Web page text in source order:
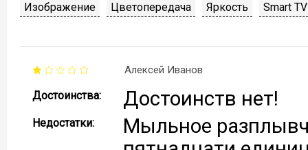
Изображение Цветопередача Яркость Smart TV
Алексей Иванов
Достоинства: Достоинств нет!
Недостатки:
Мыльное